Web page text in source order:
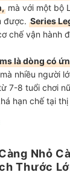
mà với một bộ
được. Series
chế vận hành
là dòng có
nhiều người
7-8 tuổi chơi
hạn chế tại
Nhỏ
Thước